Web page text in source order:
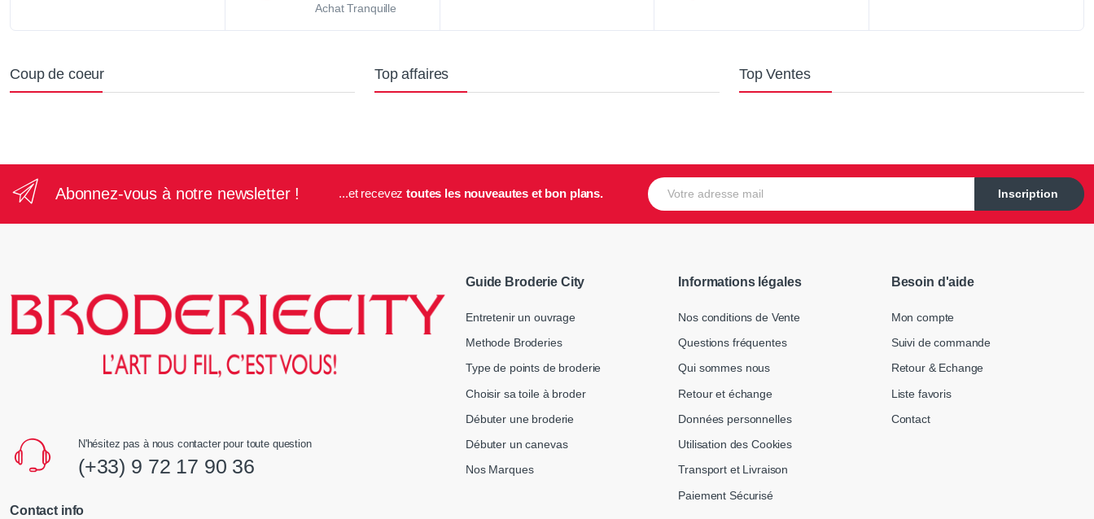
Achat Tranquille
Coup de coeur Top affaires Top Ventes
Abonnez-vous à notre newsletter ! ...et receveztoutes les nouveautes et bon plans.
E-mail
Inscription
N'hésitez pas à nous contacter pour toute question
(+33) 9 72 17 90 36
Contact info
Guide Broderie City
Entretenir un ouvrage
Methode Broderies
Type de points de broderie
Choisir sa toile à broder
Débuter une broderie
Débuter un canevas
Nos Marques
Informations légales
Nos conditions de Vente
Questions fréquentes
Qui sommes nous
Retour et échange
Données personnelles
Utilisation des Cookies
Transport et Livraison
Paiement Sécurisé
Besoin d'aide
Mon compte
Suivi de commande
Retour & Echange
Liste favoris
Contact